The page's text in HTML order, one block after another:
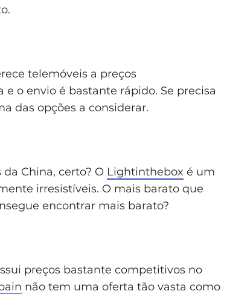
telemóveis a preços
o envio é bastante rápido. Se precisa
das opções a considerar.
China, certo? O Lightinthebox é um
irresistíveis. O mais barato que
encontrar mais barato?
preços bastante competitivos no
não tem uma oferta tão vasta como